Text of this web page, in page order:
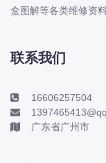
本田-海外本
标致
比亚迪
比亚迪
盒图解等各类维修资
联系我们
16606257504
广东省广州市